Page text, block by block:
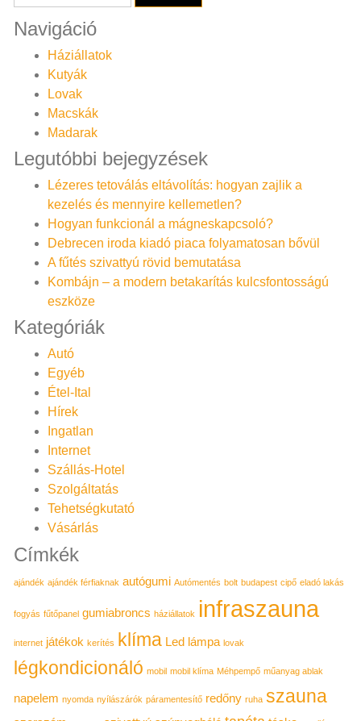
Navigáció
Háziállatok
Kutyák
Lovak
Macskák
Madarak
Legutóbbi bejegyzések
Lézeres tetoválás eltávolítás: hogyan zajlik a
kezelés és mennyire kellemetlen?
Hogyan funkcionál a mágneskapcsoló?
Debrecen iroda kiadó piaca folyamatosan bővül
A fűtés szivattyú rövid bemutatása
Kombájn – a modern betakarítás kulcsfontosságú
eszköze
Kategóriák
Autó
Egyéb
Étel-Ital
Hírek
Ingatlan
Internet
Szállás-Hotel
Szolgáltatás
Tehetségkutató
Vásárlás
Címkék
ajándék ajándék férfiaknak autógumi Autómentés bolt budapest cipő eladó lakás
fogyás fűtőpanel gumiabroncs háziállatok infraszauna
internet játékok kerítés klíma Led lámpa lovak
légkondicionáló mobil mobil klíma Méhpempő műanyag ablak
napelem nyomda nyílászárók páramentesítő redőny ruha szauna